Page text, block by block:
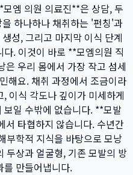
엠 의원 의료진**은 상담, 두
하나하나 채취하는 '펀칭'과
성, 그리고 마지막 이식 단계
. 이것이 바로 **모엠의원 직
우리 몸에서 가장 작고 섬세
해요. 채취 과정에서 조금이라
이식 각도나 깊이가 미세하게
보일 수밖에 없습니다. **모발
서 타협하지 않습니다. 수년간
부학적 지식을 바탕으로 모낭
두상과 얼굴형, 기존 모발의 방
를 만들어냅니다.